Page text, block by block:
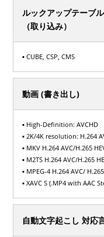
ルックアップテーブル
（取り込み）
▪ CUBE, CSP, CMS
動画 (書き出し)
▪ High-Definition: AVCHD
▪ 2K/4K resolution: H.264
▪ MKV H.264 AVC/H.265
▪ M2TS H.264 AVC/H.265
▪ MPEG-4 H.264 AVC/
▪ XAVC S (.MP4 with AAC
自動文字起こし 対応